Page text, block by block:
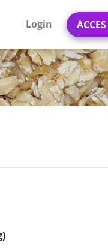
Login